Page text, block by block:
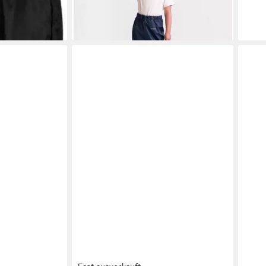
Waldkindergarten +1